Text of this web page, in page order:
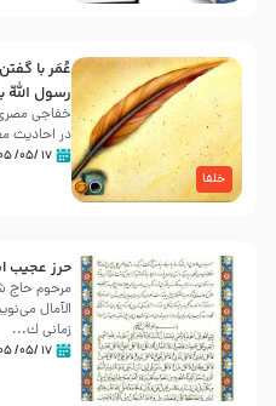
خلفا
عُمَر با
رسول اللّه
در احادیث
۱۷ /۰۵/ ۱۴۰۵
حرز عجیب
مرحوم حاج
الآمال
زمانى ك...
۱۷ /۰۵/ ۱۴۰۵